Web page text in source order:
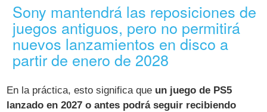
Sony mantendrá las reposiciones de
juegos antiguos, pero no permitirá
nuevos lanzamientos en disco a
partir de enero de 2028
En la práctica, esto significa que un juego de PS5
lanzado en 2027 o antes podrá seguir recibiendo